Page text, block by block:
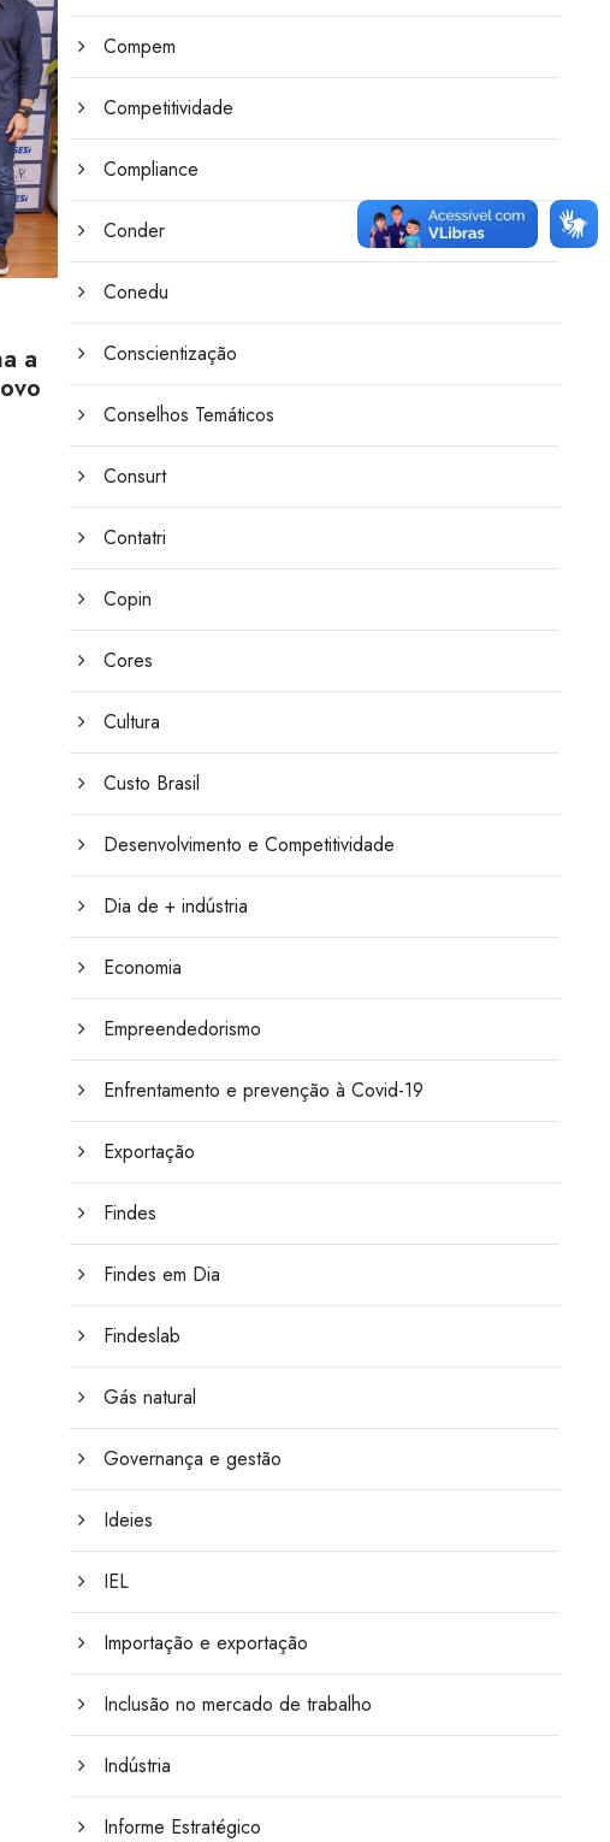
a
Compem
Competitividade
Compliance
Conder
Conedu
Conscientização
Conselhos Temáticos
Consurt
Contatri
Copin
Cores
Cultura
Custo Brasil
Desenvolvimento e Competitividade
Dia de + indústria
Economia
Empreendedorismo
Enfrentamento e prevenção à Covid-19
Exportação
Findes
Findes em Dia
Findeslab
Gás natural
Governança e gestão
Ideies
IEL
Importação e exportação
Inclusão no mercado de trabalho
Indústria
Informe Estratégico